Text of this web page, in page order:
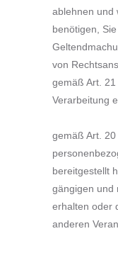
ablehnen und
benötigen,
von
gemäß Art.
Verarbeitung
gemäß Art.
bereitgestellt
gängigen und
erhalten oder
anderen